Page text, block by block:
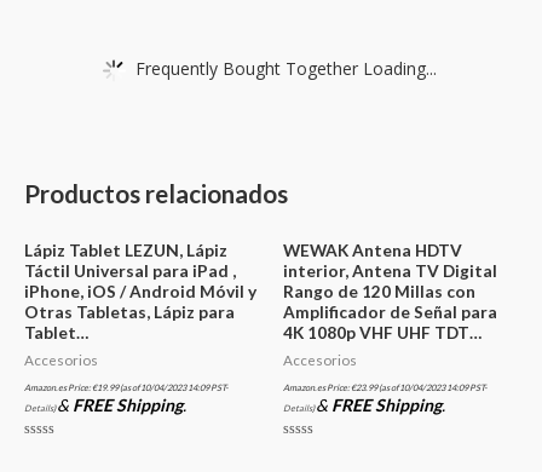
Frequently Bought Together Loading...
Productos relacionados
Lápiz Tablet LEZUN, Lápiz
Táctil Universal para iPad ,
iPhone, iOS / Android Móvil y
Otras Tabletas, Lápiz para
Tablet…
Accesorios
Amazon.es Price:€19.99(as of 10/04/2023 14:09 PST-
Details)& FREE Shipping.
WEWAK Antena HDTV
interior, Antena TV Digital
Rango de 120 Millas con
Amplificador de Señal para
4K 1080p VHF UHF TDT…
Accesorios
Amazon.es Price:€23.99(as of 10/04/2023 14:09 PST-
Details)& FREE Shipping.